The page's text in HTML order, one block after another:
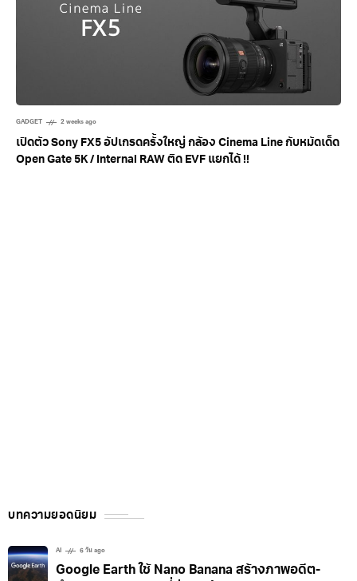
GADGET 2 weeks ago
เปิดตัว Sony FX5 อัปเกรดครั้งใหญ่ กล้อง Cinema Line กับหมัดเด็ด
Open Gate 5K / Internal RAW ติด EVF แยกได้ !!
บทความยอดนิยม
AI 6 วัน ago
Google Earth ใช้ Nano Banana สร้างภาพอดีต-